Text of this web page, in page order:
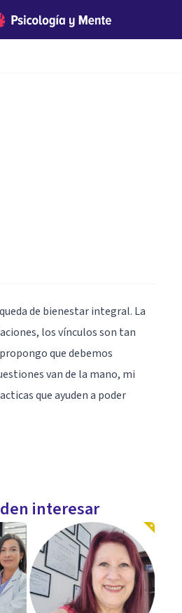
de bienestar integral. La
los vínculos son tan
que debemos
van de la mano, mi
que ayuden a poder
de panico, gestion
particular.
interesar